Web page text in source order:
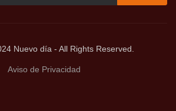
Nuevo día - All Rights Reserved.
Aviso de Privacidad